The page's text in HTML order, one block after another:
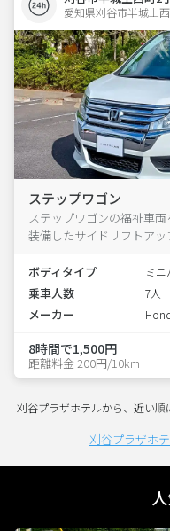
愛知県刈谷市半城土
ステップワゴン
ステップワゴンの福祉車
装備したサイドリフトア
ボディタイプ ミ
乗車人数 7人
メーカー
8時間で1,500円
距離料金 200円/10km
刈谷プラザホテルから、近い順
刈谷プラザホ